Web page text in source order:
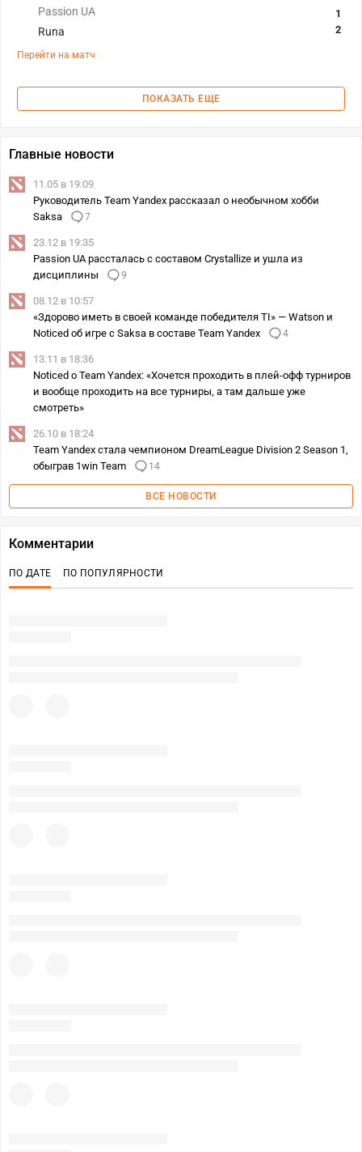
Passion UA
Runa
1
2
Перейти на матч
ПОКАЗАТЬ ЕЩЕ
Главные новости
11.05 в 19:09
Руководитель Team Yandex рассказал о необычном хобби
Saksa
7
23.12 в 19:35
Passion UA рассталась с составом Crystallize и ушла из
дисциплины
9
08.12 в 10:57
«Здорово иметь в своей команде победителя TI» — Watson и
Noticed об игре с Saksa в составе Team Yandex
4
13.11 в 18:36
Noticed о Team Yandex: «Хочется проходить в плей-офф турниров
и вообще проходить на все турниры, а там дальше уже
смотреть»
26.10 в 18:24
Team Yandex стала чемпионом DreamLeague Division 2 Season 1,
обыграв 1win Team
14
ВСЕ НОВОСТИ
Комментарии
ПО ДАТЕ ПО ПОПУЛЯРНОСТИ